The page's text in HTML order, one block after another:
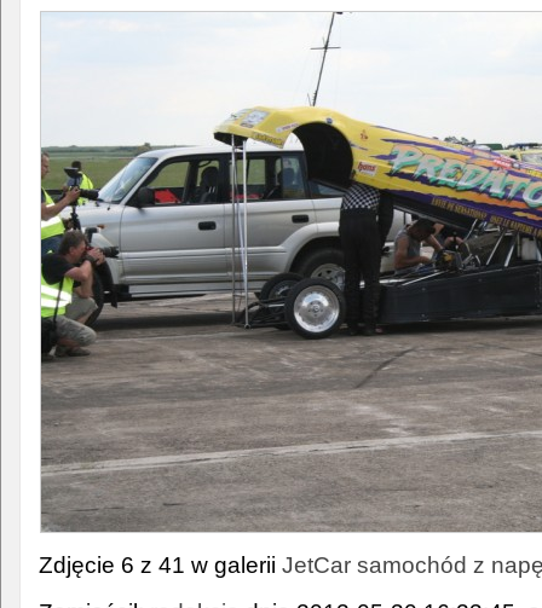
Zdjęcie 6 z 41 w galerii JetCar samochód z